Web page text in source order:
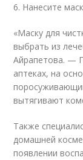
6. Нанесите
«Маску для
выбрать из
Айрапетова. —
аптеках, на
вытягивают
Также
домашней
появлении